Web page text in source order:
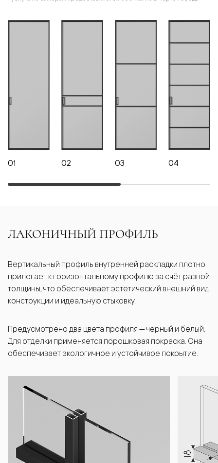
01 02 03 04
ЛАКОНИЧНЫЙ ПРОФИЛЬ
Вертикальный профиль внутренней раскладки плотно
прилегает к горизонтальному профилю за счёт разной
толщины, что обеспечивает эстетический внешний вид
конструкции и идеальную стыковку.
Предусмотрено два цвета профиля — черный и белый.
Для отделки применяется порошковая покраска. Она
обеспечивает экологичное и устойчивое покрытие.